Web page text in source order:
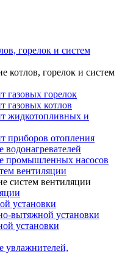
горелок и систем
котлов, горелок и систем
газовых горелок
газовых котлов
жидкотопливных и
приборов отопления
промышленных насосов
вентиляции
систем вентиляции
установки
вытяжной установки
установки
увлажнителей,